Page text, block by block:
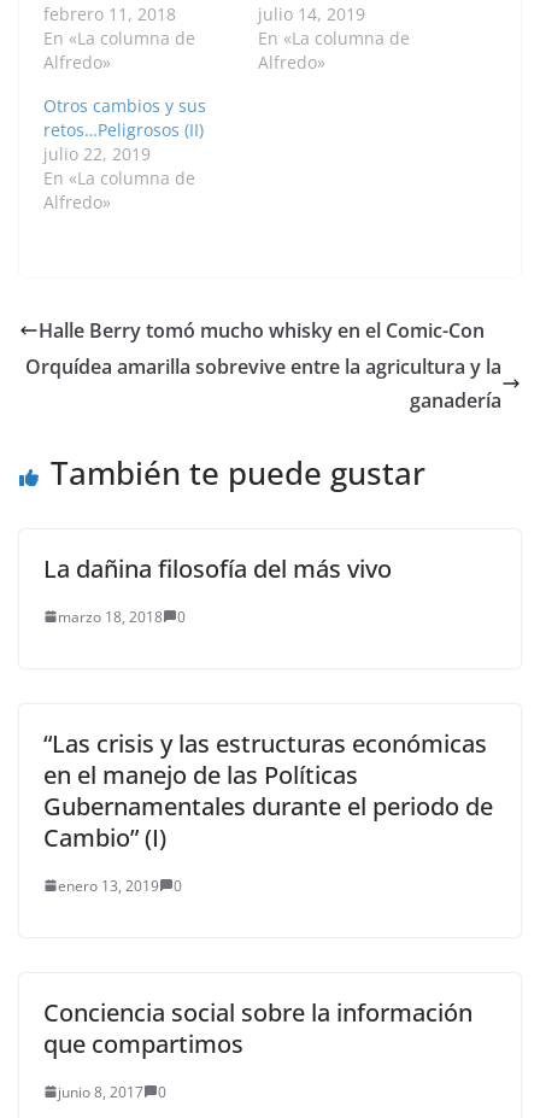
febrero 11, 2018
En «La columna de
Alfredo»
julio 14, 2019
En «La columna de
Alfredo»
Otros cambios y sus
retos…Peligrosos (II)
julio 22, 2019
En «La columna de
Alfredo»
Halle Berry tomó mucho whisky en el Comic-Con
Orquídea amarilla sobrevive entre la agricultura y la
ganadería
También te puede gustar
La dañina filosofía del más vivo
marzo 18, 2018 0
“Las crisis y las estructuras económicas
en el manejo de las Políticas
Gubernamentales durante el periodo de
Cambio” (I)
enero 13, 2019 0
Conciencia social sobre la información
que compartimos
junio 8, 2017 0